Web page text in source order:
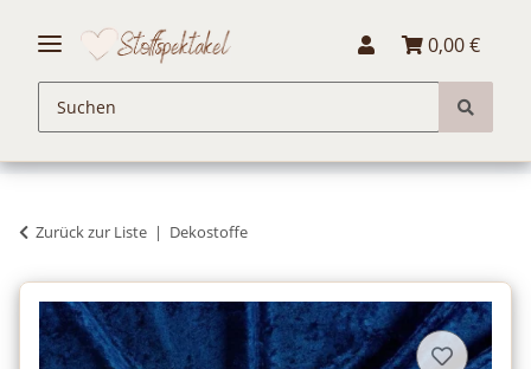
0,00 €
Zurück zur Liste Dekostoffe